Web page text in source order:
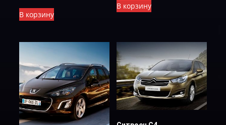
В корзину
В корзину